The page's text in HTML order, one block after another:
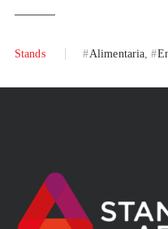
Stands Alimentaria